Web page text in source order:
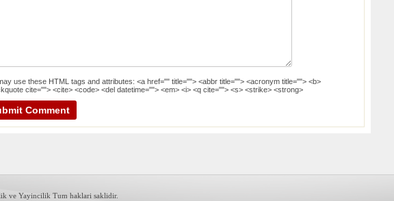
use these HTML tags and attributes: <a href="" title=""> <abbr title=""> <acronym title=""> <b>
cite=""> <cite> <code> <del datetime=""> <em> <i> <q cite=""> <s> <strike> <strong>
ve Yayincilik Tum haklari saklidir.